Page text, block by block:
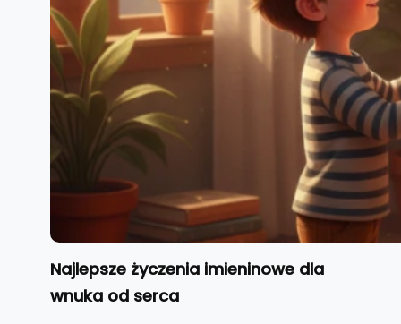
Najlepsze życzenia imieninowe dla
wnuka od serca